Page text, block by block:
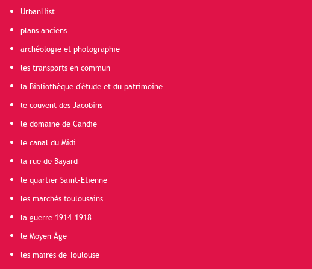
UrbanHist
plans anciens
archéologie et photographie
les transports en commun
la Bibliothèque d'étude et du patrimoine
le couvent des Jacobins
le domaine de Candie
le canal du Midi
la rue de Bayard
le quartier Saint-Etienne
les marchés toulousains
la guerre 1914-1918
le Moyen Âge
les maires de Toulouse